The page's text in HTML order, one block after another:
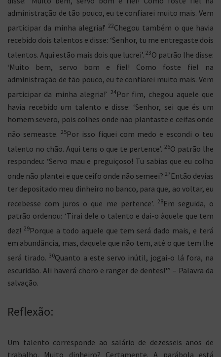
administração de tão pouco, eu te confiarei muito mais. Vem
participar da minha alegria!’ 22Chegou também o que havia
recebido dois talentos e disse: ‘Senhor, tu me entregaste dois
talentos. Aqui estão mais dois que lucrei’. 23O patrão lhe disse:
‘Muito bem, servo bom e fiel! Como foste fiel na
administração de tão pouco, eu te confiarei muito mais. Vem
participar da minha alegria!’ 24Por fim, chegou aquele que
havia recebido um talento e disse: ‘Senhor, sei que és um
homem severo, pois colhes onde não plantaste e ceifas onde
não semeaste. 25Por isso fiquei com medo e escondi o teu
talento no chão. Aqui tens o que te pertence’. 26O patrão lhe
respondeu: ‘Servo mau e preguiçoso! Tu sabias que eu colho
onde não plantei e que ceifo onde não semeei? 27 Então devias
ter depositado meu dinheiro no banco, para que, ao voltar, eu
recebesse com juros o que me pertence’. 28Em seguida, o
patrão ordenou: ‘Tirai dele o talento e dai-o àquele que tem
dez! 29Porque a todo aquele que tem será dado mais, e terá
em abundância, mas, daquele que não tem, até o que tem lhe
será tirado.30Quanto a este servo inútil, jogai-o lá fora, na
escuridão. Ali haverá choro e ranger de dentes!'” – Palavra da
salvação.
Reflexão:
Um talento corresponde ao salário de dezesseis anos de
trabalho. Muito dinheiro? Certamente. A parábola está